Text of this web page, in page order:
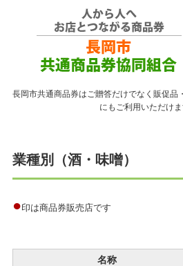
長岡市共通商品券はご贈答だけでなく販促品
にもご利用いただけま
ながおかペイ利用者向け
業種別（酒・味噌）
●印は商品券販売店です
名称